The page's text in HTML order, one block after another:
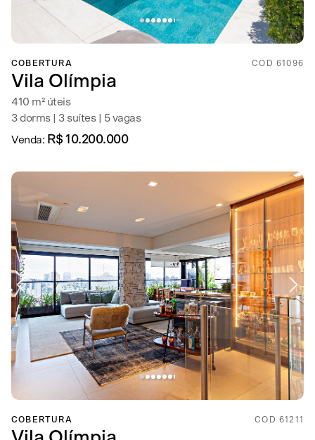
COBERTURA COD 61096
Vila Olímpia
410 m² úteis
3 dorms | 3 suítes | 5 vagas
Venda: R$ 10.200.000
COBERTURA COD 61211